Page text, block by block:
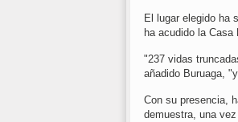
El lugar elegido ha
ha acudido la
"237 vidas
añadido Buruaga,
Con su presencia,
demuestra, una